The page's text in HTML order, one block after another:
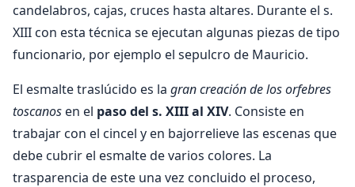
candelabros, cajas, cruces hasta altares. Durante el s.
XIII con esta técnica se ejecutan algunas piezas de tipo
funcionario, por ejemplo el sepulcro de Mauricio.
El esmalte traslúcido es la gran creación de los orfebres
toscanos en el paso del s. XIII al XIV. Consiste en
trabajar con el cincel y en bajorrelieve las escenas que
debe cubrir el esmalte de varios colores. La
trasparencia de este una vez concluido el proceso,